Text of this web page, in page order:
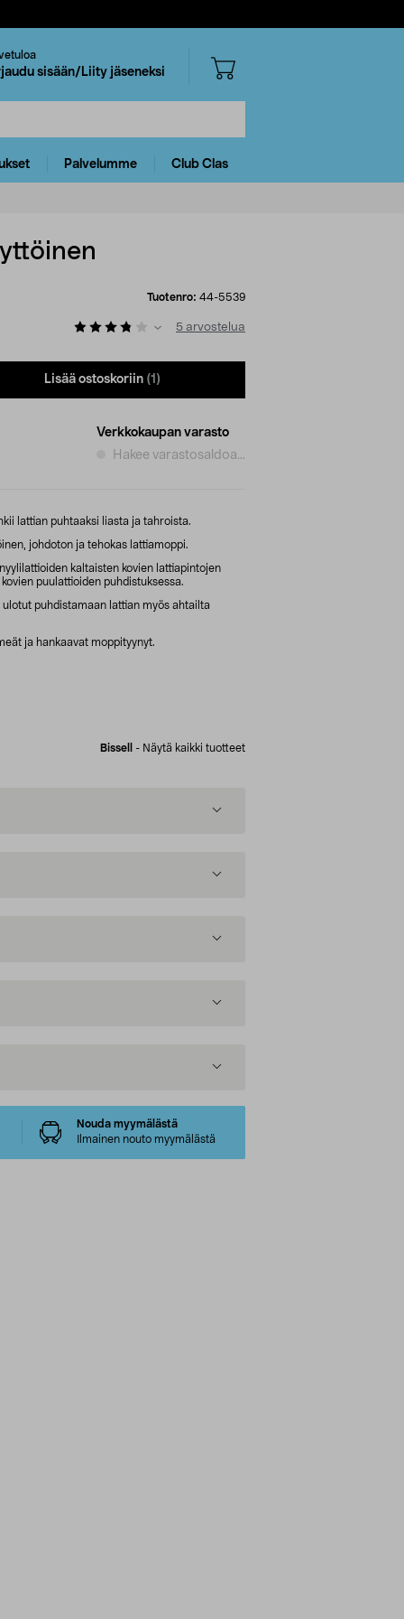
sisään/Liity jäseneksi
Palvelumme Club Clas
Tuotenro: 44-5539
5 arvostelua
Lisää ostoskoriin (1)
Verkkokaupan varasto
Hakee varastosaldoa...
lattian puhtaaksi liasta ja tahroista.
johdoton ja tehokas lattiamoppi.
kaltaisten kovien lattiapintojen
puulattioiden puhdistuksessa.
puhdistamaan lattian myös ahtailta
ja hankaavat moppityynyt.
Bissell - Näytä kaikki tuotteet
Nouda myymälästä
Ilmainen nouto myymälästä